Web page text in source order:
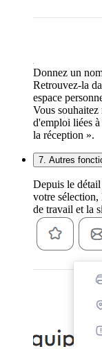
Donnez un
Retrouvez-la
espace
Vous
d'emploi liées
la réception ».
7. Autres
Depuis le
votre
de travail et la